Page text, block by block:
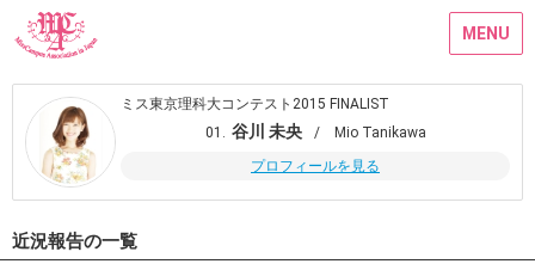
MENU
ミス東京理科大コンテスト2015 FINALIST
01. 谷川 未央
/ Mio Tanikawa
プロフィールを見る
近況報告の一覧